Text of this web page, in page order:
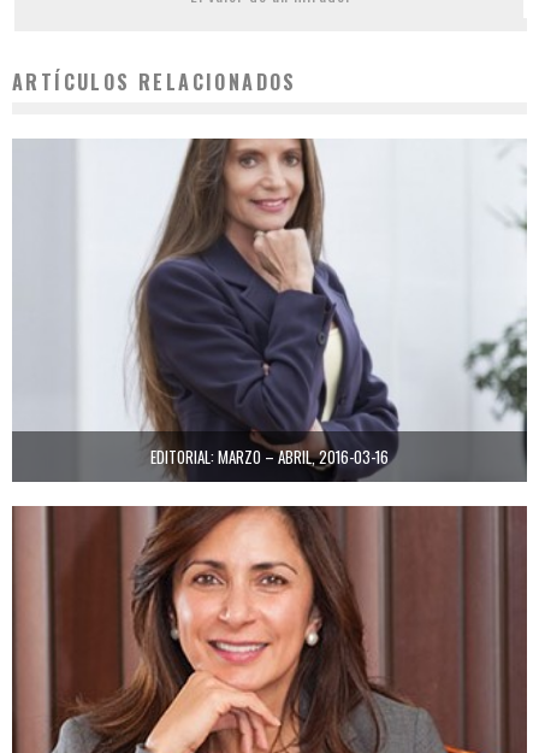
ARTÍCULOS RELACIONADOS
EDITORIAL: MARZO – ABRIL, 2016-03-16